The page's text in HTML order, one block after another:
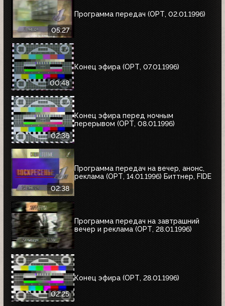
05:27
Программа передач (ОРТ, 02.01.1996)
00:48
Конец эфира (ОРТ, 07.01.1996)
02:36
Конец эфира перед ночным
перерывом (ОРТ, 08.01.1996)
02:38
Программа передач на вечер, анонс,
реклама (ОРТ, 14.01.1996) Биттнер, FIDE
Программа передач на завтрашний
вечер и реклама (ОРТ, 28.01.1996)
02:25
Конец эфира (ОРТ, 28.01.1996)